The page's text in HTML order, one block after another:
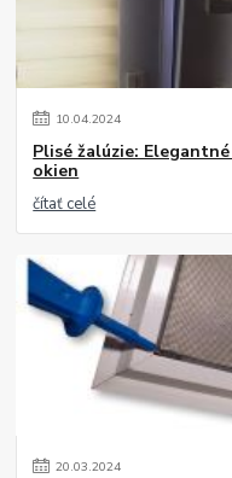
10.04.2024
Plisé žalúzie:
okien
čítať celé
20.03.2024